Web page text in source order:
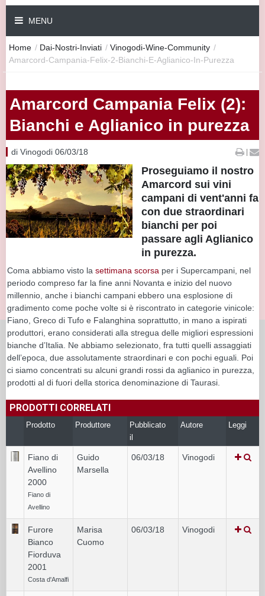
MENU
Home / Dai-Nostri-Inviati / Vinogodi-Wine-Community /
Amarcord-Campania-Felix-2-Bianchi-E-Aglianico-In-Purezza
Amarcord Campania Felix (2):
Bianchi e Aglianico in purezza
di Vinogodi 06/03/18 |
Proseguiamo il nostro
Amarcord sui vini
campani di vent'anni fa
con due straordinari
bianchi per poi
passare agli Aglianico
in purezza.
Coma abbiamo visto la settimana scorsa per i Supercampani, nel
periodo compreso far la fine anni Novanta e inizio del nuovo
millennio, anche i bianchi campani ebbero una esplosione di
gradimento come poche volte si è riscontrato in categorie vinicole:
Fiano, Greco di Tufo e Falanghina soprattutto, in mano a ispirati
produttori, erano considerati alla stregua delle migliori espressioni
bianche d’Italia. Ne abbiamo selezionato, fra tutti quelli assaggiati
dell’epoca, due assolutamente straordinari e con pochi eguali. Poi
ci siamo concentrati su alcuni grandi rossi da aglianico in purezza,
prodotti al di fuori della storica denominazione di Taurasi.
PRODOTTI CORRELATI
Prodotto Produttore
Pubblicato
il
Autore Leggi
Fiano di
Avellino
2000
Fiano di
Avellino
Guido
Marsella
06/03/18 Vinogodi
Furore
Bianco
Fiorduva
2001
Costa d'Amalfi
Marisa
Cuomo
06/03/18 Vinogodi